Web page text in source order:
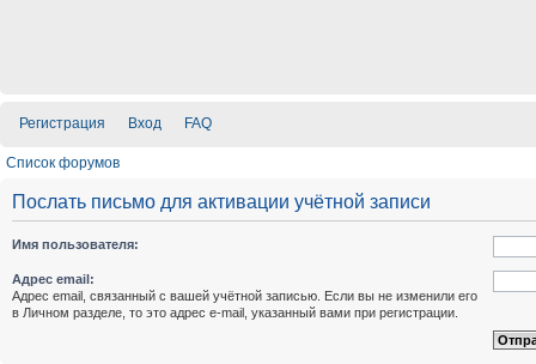
Регистрация Вход FAQ
Список форумов
Послать письмо для активации учётной записи
Имя пользователя:
Адрес email:
Адрес email, связанный с вашей учётной записью. Если вы не изменили его
в Личном разделе, то это адрес e-mail, указанный вами при регистрации.